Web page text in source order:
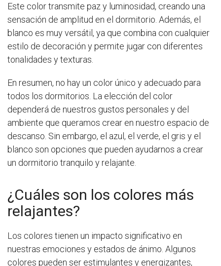
Este color transmite paz y luminosidad, creando una
sensación de amplitud en el dormitorio. Además, el
blanco es muy versátil, ya que combina con cualquier
estilo de decoración y permite jugar con diferentes
tonalidades y texturas.
En resumen, no hay un color único y adecuado para
todos los dormitorios. La elección del color
dependerá de nuestros gustos personales y del
ambiente que queramos crear en nuestro espacio de
descanso. Sin embargo, el azul, el verde, el gris y el
blanco son opciones que pueden ayudarnos a crear
un dormitorio tranquilo y relajante.
¿Cuáles son los colores más
relajantes?
Los colores tienen un impacto significativo en
nuestras emociones y estados de ánimo. Algunos
colores pueden ser estimulantes y energizantes,